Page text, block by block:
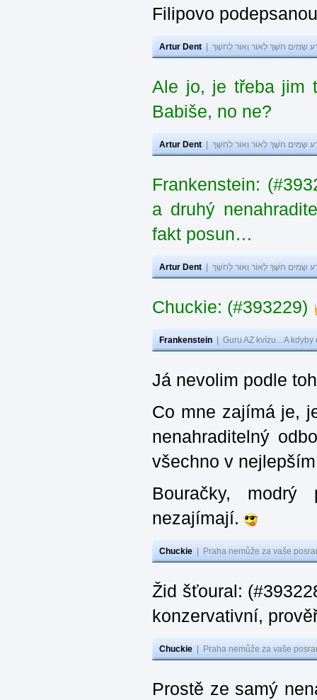
Filipovo
Artur Dent שָׂמִים חֹשֶׁךְ לְאוֹר וְאוֹר לְחֹשֶׁךְ
Ale jo, je třeba jim
Babiše, no ne?
Artur Dent שָׂמִים חֹשֶׁךְ לְאוֹר וְאוֹר לְחֹשֶׁךְ
Frankenstein:
a druhý
fakt posun…
Artur Dent שָׂמִים חֹשֶׁךְ לְאוֹר וְאוֹר לְחֹשֶׁךְ
Chuckie: (#393229)
Frankenstein Guru AZ kvízu... A
Já nevolim podle
Co mne zajímá je,
nenahraditelný
všechno v
Bouračky,
nezajímají.
Chuckie Praha nemůže za vaše
Žid šťoural:
konzervativní,
Chuckie Praha nemůže za vaše
Prostě ze samý